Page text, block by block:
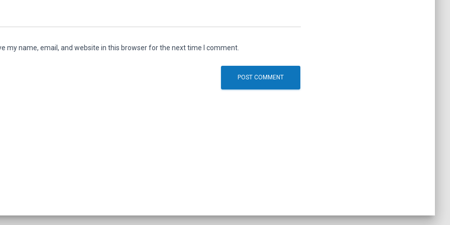
my name, email, and website in this browser for the next time I comment.